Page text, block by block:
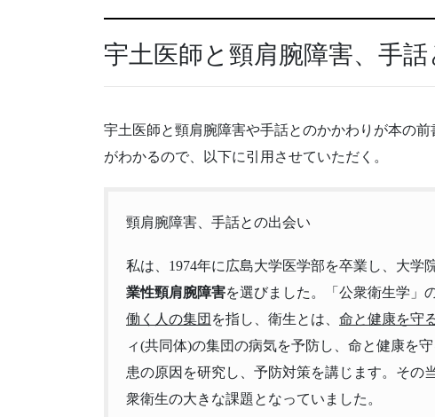
宇土医師と頸肩腕障害、手
宇土医師と頸肩腕障害や手話とのかかわりが本の
がわかるので、以下に引用させていただく。
頸肩腕障害、手話との出会い
私は、1974年に広島大学医学部を卒業し、大学
業性頸肩腕障害を選びました。「公衆衛生学」
働く人の集団 を指し、衛生とは、 命と健康を守
ィ(共同体)の集団の病気を予防し、命と健康を
患の原因を研究し、予防対策を講じます。その
衆衛生の大きな課題となっていました。